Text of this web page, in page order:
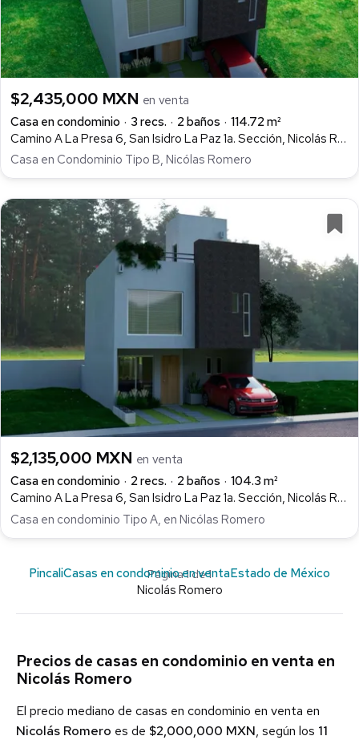
$2,435,000 MXN en venta
Casa en condominio
3 recs. 2 baños
114.72 m²
Camino A La Presa 6, San Isidro La Paz 1a. Sección, Nicolás Romero
Casa en Condominio Tipo B, Nicólas Romero
$2,135,000 MXN en venta
Casa en condominio
2 recs. 2 baños
104.3 m²
Camino A La Presa 6, San Isidro La Paz 1a. Sección, Nicolás Romero
Casa en condominio Tipo A, en Nicólas Romero
Página 1 de 1
PincaliCasas en condominio en ventaEstado de México
Nicolás Romero
Precios de casas en condominio en venta en
Nicolás Romero
El precio mediano de casas en condominio en venta en
Nicolás Romero es de $2,000,000 MXN, según los 11